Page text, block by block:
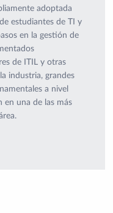
adoptada
estudiantes de TI y
en la gestión de
de ITIL y otras
industria, grandes
a nivel
en una de las más